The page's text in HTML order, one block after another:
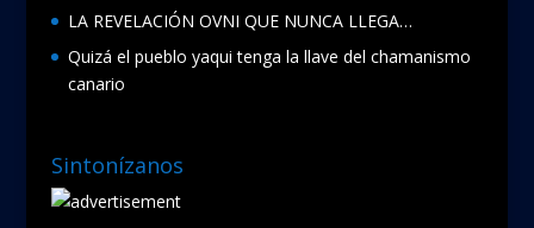
LA REVELACIÓN OVNI QUE NUNCA LLEGA…
Quizá el pueblo yaqui tenga la llave del chamanismo
canario
Sintonízanos